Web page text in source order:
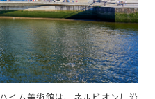
イム美術館は、ネルビオン川沿